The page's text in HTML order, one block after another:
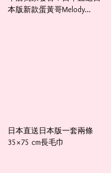
本版新款蛋黃哥Melody
日本直送日本版一套兩條
35×75 cm長毛巾